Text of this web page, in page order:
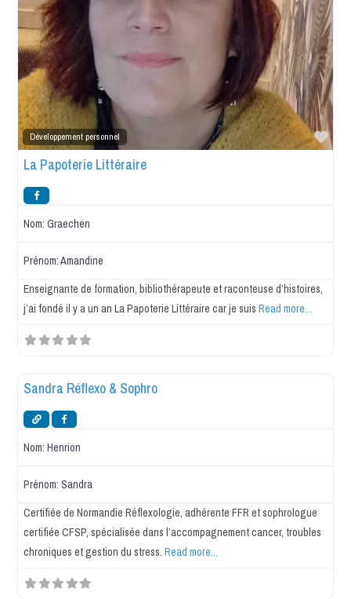
Développement personnel
La Papoterie Littéraire
Nom:Graechen
Prénom:Amandine
Enseignante de formation, bibliothérapeute et raconteuse d’histoires,
j’ai fondé il y a un an La Papoterie Littéraire car je suisRead more...
Sandra Réflexo & Sophro
Nom:Henrion
Prénom:Sandra
Certifiée de Normandie Réflexologie, adhérente FFR et sophrologue
certifiée CFSP, spécialisée dans l’accompagnement cancer, troubles
chroniques et gestion du stress.Read more...